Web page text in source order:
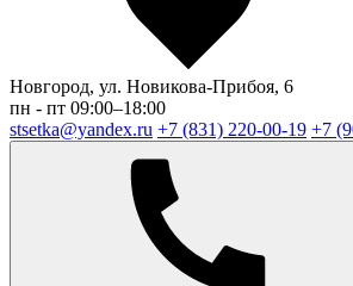
Новгород, ул. Новикова-Прибоя, 6
пн - пт 09:00–18:00
stsetka@yandex.ru +7 (831) 220-00-19 +7